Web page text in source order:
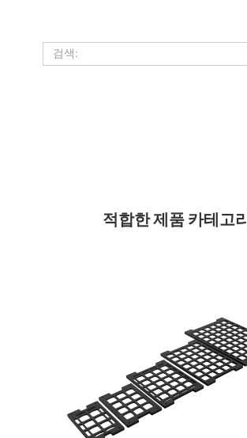
적합한 제품 카테고리